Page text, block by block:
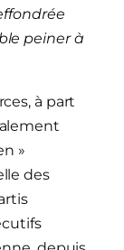
peiner à
à part
»
des